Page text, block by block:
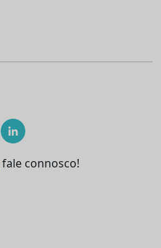
fale connosco!